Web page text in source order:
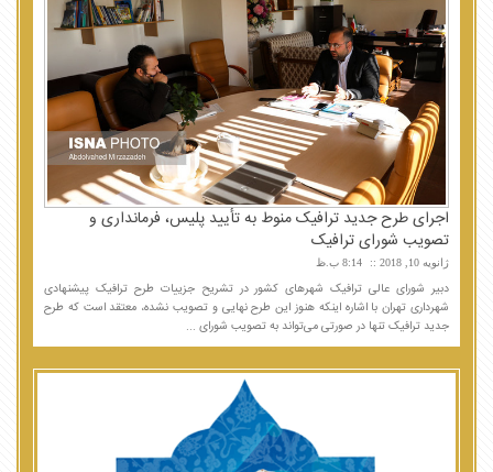
اجرای طرح جدید ترافیک منوط به تأیید پلیس، فرمانداری و
تصویب شورای ترافیک
ژانویه 10, 2018 8:14 ب.ظ
دبیر شورای عالی ترافیک شهرهای کشور در تشریح جزییات طرح ترافیک پیشنهادی
شهرداری تهران با اشاره اینکه هنوز این طرح نهایی و تصویب نشده، معتقد است که طرح
جدید ترافیک تنها در صورتی می‌تواند به تصویب شورای ...